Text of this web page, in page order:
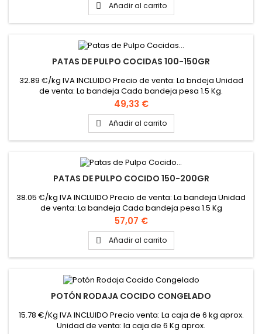
 Añadir al carrito
PATAS DE PULPO COCIDAS 100-150GR
32.89 €/kg IVA INCLUIDO Precio de venta: La bndeja Unidad
de venta: La bandeja Cada bandeja pesa 1.5 Kg.
aproximadamente PINCHAR AQUÍ PARA VER FICHA TÉCNICA
Precio
49,33 €
 Añadir al carrito
PATAS DE PULPO COCIDO 150-200GR
38.05 €/kg IVA INCLUIDO Precio de venta: La bandeja Unidad
de venta: La bandeja Cada bandeja pesa 1.5 Kg
Aproximadamente PINCHAR AQUÍ PARA VER FICHA TÉCNICA
Precio
57,07 €
 Añadir al carrito
POTÓN RODAJA COCIDO CONGELADO
15.78 €/Kg IVA INCLUIDO Precio venta: La caja de 6 kg aprox.
Unidad de venta: la caja de 6 Kg aprox.